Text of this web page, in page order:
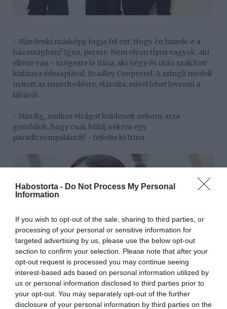
Habostorta - Do Not Process My Personal
Information
If you wish to opt-out of the sale, sharing to third parties, or
processing of your personal or sensitive information for
targeted advertising by us, please use the below opt-out
section to confirm your selection. Please note that after your
opt-out request is processed you may continue seeing
interest-based ads based on personal information utilized by
us or personal information disclosed to third parties prior to
your opt-out. You may separately opt-out of the further
disclosure of your personal information by third parties on the
- Mindenki másképp fogja fel ezt. Hogy én hiszek-e a
házasságban? Igen, persze. Nem olyan típus vagyok, aki
ellene van - szögezte le Irina, aki négy év után szakított
kislánya édesapjával, Bradley Cooperrel. A szingli modell
nyitott az ismerkedésre, elárulta, mivel lehet levenni a
lábáról.
- Mindig, amikor virágot küldenek nekem, arra
gondolok, hogy csak küldj nekem egy
paradicsompalántát! - fejtette ki Irina.
Forrás: Blikk